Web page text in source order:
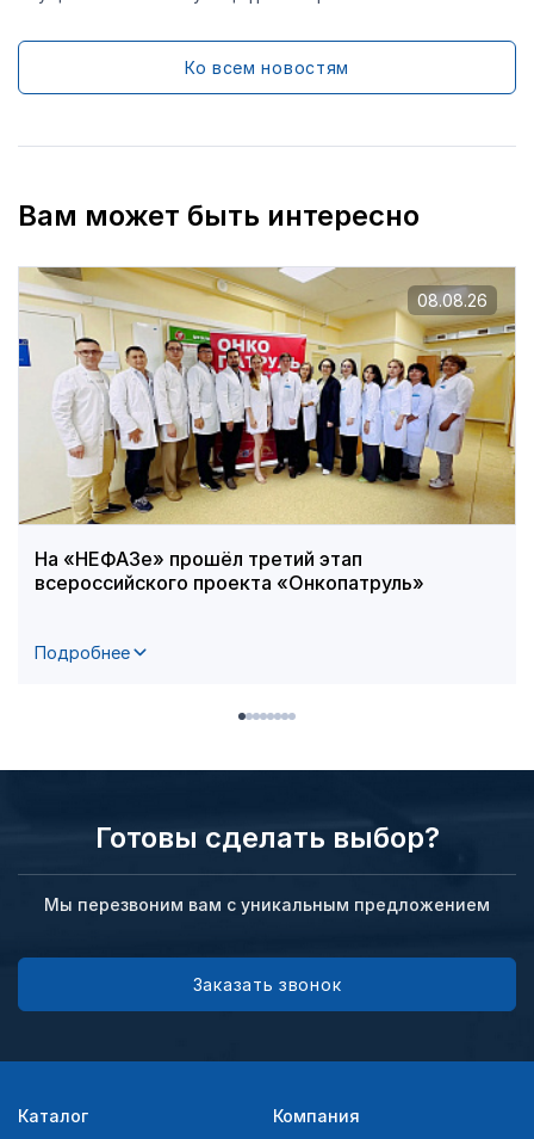
Ко всем новостям
Вам может быть интересно
На «НЕФАЗе» прошёл третий этап
всероссийского проекта «Онкопатруль»
Подробнее
08.08.26
Готовы сделать выбор?
Мы перезвоним вам с уникальным предложением
Заказать звонок
Каталог Компания